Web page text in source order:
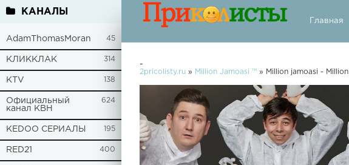
КАНАЛЫ
AdamThomasMoran 45
КЛИККЛАК 314
KTV 138
Официальный
канал КВН
624
KEDOO СЕРИАЛЫ 195
RED21 400
Главная
-
2pricolisty.ru » Million Jamoasi ™ » Million jamoasi - Million